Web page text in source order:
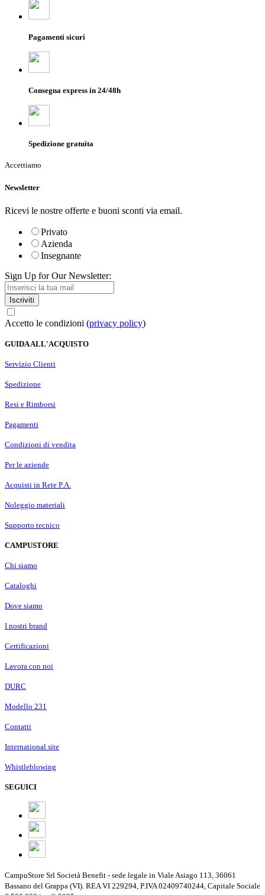
Pagamenti sicuri
Consegna express in 24/48h
Spedizione gratuita
Accettiamo
Newsletter
Ricevi le nostre offerte e buoni sconti via email.
Privato
Azienda
Insegnante
Sign Up for Our Newsletter:
Iscriviti
Accetto le condizioni (privacy policy)
GUIDA ALL'ACQUISTO
Servizio Clienti
Spedizione
Resi e Rimborsi
Pagamenti
Condizioni di vendita
Per le aziende
Acquisti in Rete P.A.
Noleggio materiali
Supporto tecnico
CAMPUSTORE
Chi siamo
Cataloghi
Dove siamo
I nostri brand
Certificazioni
Lavora con noi
DURC
Modello 231
Contatti
International site
Whistleblowing
SEGUICI
CampuStore Srl Società Benefit - sede legale in Viale Asiago 113, 36061
Bassano del Grappa (VI). REA VI 229294, P.IVA 02409740244, Capitale Sociale